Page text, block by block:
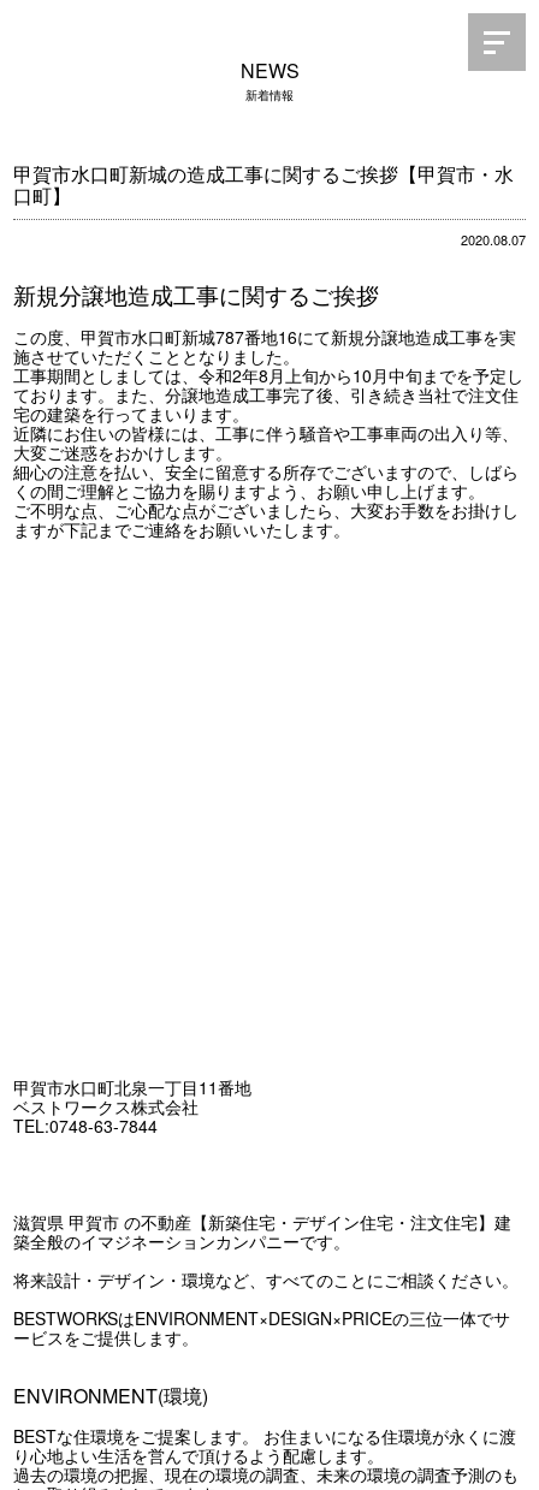
NEWS
新着情報
甲賀市水口町新城の造成工事に関するご挨拶【甲賀市・水
口町】
2020.08.07
新規分譲地造成工事に関するご挨拶
この度、甲賀市水口町新城787番地16にて新規分譲地造成工事を実
施させていただくこととなりました。
工事期間としましては、令和2年8月上旬から10月中旬までを予定し
ております。また、分譲地造成工事完了後、引き続き当社で注文住
宅の建築を行ってまいります。
近隣にお住いの皆様には、工事に伴う騒音や工事車両の出入り等、
大変ご迷惑をおかけします。
細心の注意を払い、安全に留意する所存でございますので、しばら
くの間ご理解とご協力を賜りますよう、お願い申し上げます。
ご不明な点、ご心配な点がございましたら、大変お手数をお掛けし
ますが下記までご連絡をお願いいたします。
甲賀市水口町北泉一丁目11番地
ベストワークス株式会社
TEL:0748-63-7844
滋賀県 甲賀市 の不動産【新築住宅・デザイン住宅・注文住宅】建
築全般のイマジネーションカンパニーです。
将来設計・デザイン・環境など、すべてのことにご相談ください。
BESTWORKSはENVIRONMENT×DESIGN×PRICEの三位一体でサ
ービスをご提供します。
ENVIRONMENT(環境)
BESTな住環境をご提案します。 お住まいになる住環境が永くに渡
り心地よい生活を営んで頂けるよう配慮します。
過去の環境の把握、現在の環境の調査、未来の環境の調査予測のも